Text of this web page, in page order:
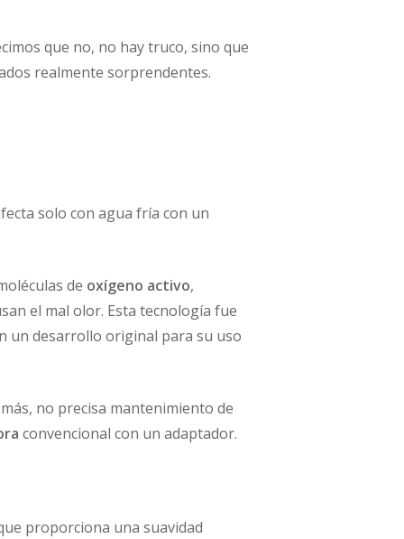
que no, no hay truco, sino que
realmente sorprendentes.
solo con agua fría con un
de oxígeno activo,
el mal olor. Esta tecnología fue
un desarrollo original para su uso
no precisa mantenimiento de
convencional con un adaptador.
proporciona una suavidad